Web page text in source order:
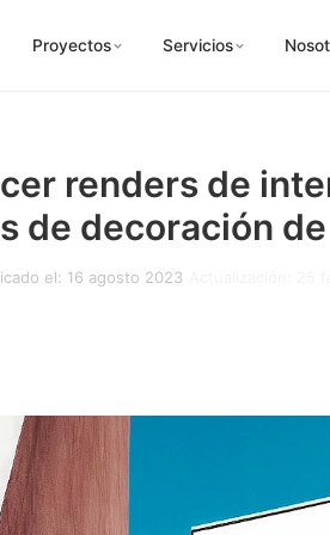
Proyectos Servicios
renders de
de decoración
el: 16 agosto 2023